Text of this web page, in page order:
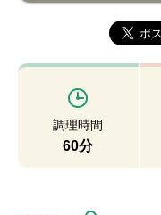
調理時間
60分